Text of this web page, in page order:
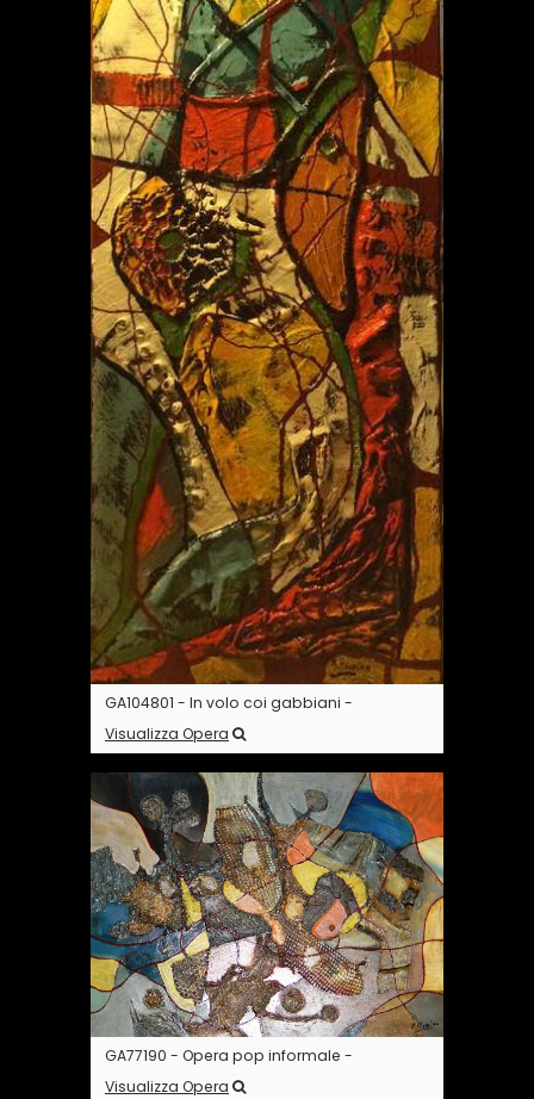
GA104801 - In volo coi gabbiani -
Visualizza Opera
GA77190 - Opera pop informale -
Visualizza Opera